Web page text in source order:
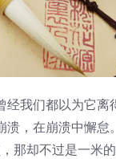
们都以为它离
，在崩溃中懈
那却不过是一米的